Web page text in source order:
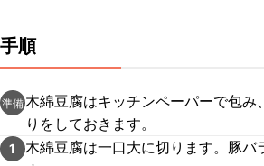
手順
準備木綿豆腐はキッチンペーパーで包み
りをしておきます。
1
木綿豆腐は一口大に切ります。豚バ